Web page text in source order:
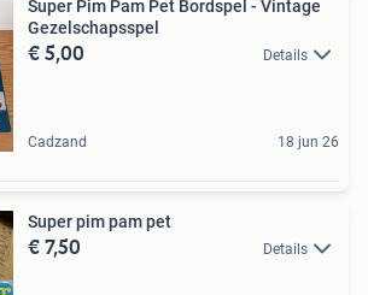
Super Pim Pam Pet Bordspel - Vintage
Gezelschapsspel
€ 5,00 Details
Cadzand 18 jun 26
Super pim pam pet
€ 7,50 Details